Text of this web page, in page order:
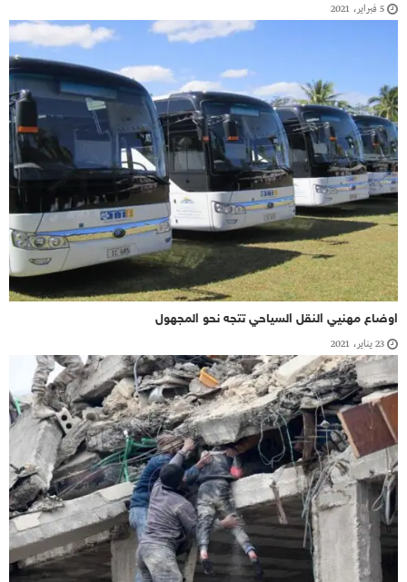
5 فبراير، 2021
اوضاع مهنيي النقل السياحي تتجه نحو المجهول
23 يناير، 2021